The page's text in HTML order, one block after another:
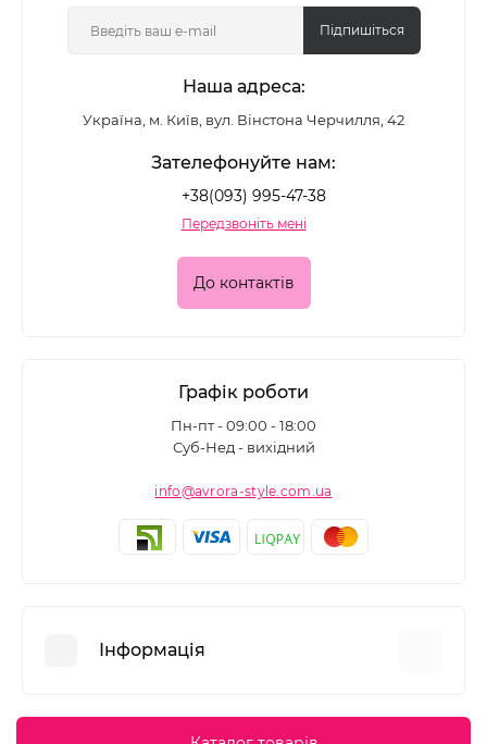
Підпишіться
Наша адреса:
Україна, м. Київ, вул. Вінстона Черчилля, 42
Зателефонуйте нам:
+38(093) 995-47-38
Передзвоніть мені
До контактів
Графік роботи
Пн-пт - 09:00 - 18:00
Суб-Нед - вихідний
info@avrora-style.com.ua
Інформація